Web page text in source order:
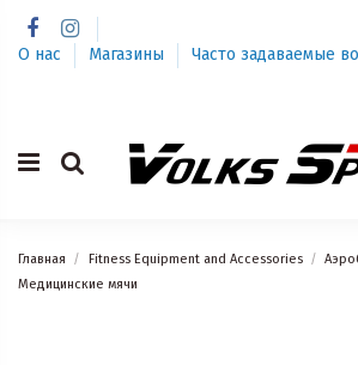
О нас Магазины
Часто задаваемые
Главная Fitness Equipment and Accessories
Медицинские мячи